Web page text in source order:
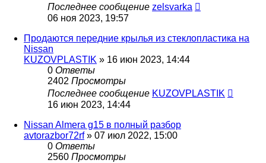
Последнее сообщение zelsvarka
06 ноя 2023, 19:57
Продаются передние крылья из стеклопластика на
Nissan
KUZOVPLASTIK » 16 июн 2023, 14:44
0 Ответы
2402 Просмотры
Последнее сообщение KUZOVPLASTIK
16 июн 2023, 14:44
Nissan Almera g15 в полный разбор
avtorazbor72rf» 07 июл 2022, 15:00
0 Ответы
2560 Просмотры